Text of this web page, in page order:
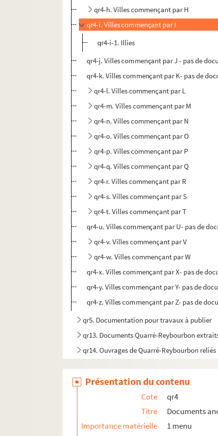
qr4-h. Villes commençant par H
qr4-i. Villes commençant par I
qr4-i-1. Illies
qr4-j. Villes commençant par J - pas de
qr4-k. Villes commençant par K- pas de
qr4-l. Villes commençant par L
qr4-m. Villes commençant par M
qr4-n. Villes commençant par N
qr4-o. Villes commençant par O
qr4-p. Villes commençant par P
qr4-q. Villes commençant par Q
qr4-r. Villes commençant par R
qr4-s. Villes commençant par S
qr4-t. Villes commençant par T
qr4-u. Villes commençant par U- pas de
qr4-v. Villes commençant par V
qr4-w. Villes commençant par W
qr4-x. Villes commençant par X- pas de
qr4-y. Villes commençant par Y- pas de
qr4-z. Villes commençant par Z- pas de
qr5. Documentation pour travaux à publier
qr13. Documents Quarré-Reybourbon
qr14. Ouvrages de Quarré-Reybourbon
pf65. Portefeuille 65 : Pièces concernant la
pf66-1. Portefeuille 66-1 : Gravures et
pf66-2. Portefeuille 66 -2 : Photographies
pf66bis. Portefeuille 66 bis : Plans
Présentation du contenu
Cote
qr4
Titre
Documents
Importance matérielle
1 menu